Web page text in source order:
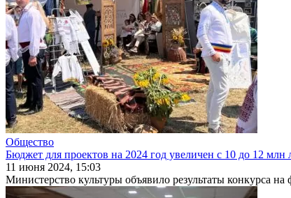
Общество
Бюджет для проектов на 2024 год увеличен с 10 до 12 млн
11 июня 2024, 15:03
Министерство культуры объявило результаты конкурса